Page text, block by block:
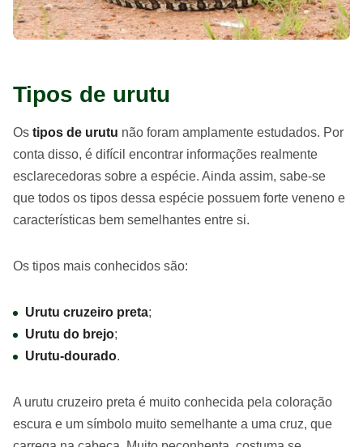
Tipos de urutu
Os tipos de urutu não foram amplamente estudados. Por
conta disso, é difícil encontrar informações realmente
esclarecedoras sobre a espécie. Ainda assim, sabe-se
que todos os tipos dessa espécie possuem forte veneno e
características bem semelhantes entre si.
Os tipos mais conhecidos são:
Urutu cruzeiro preta;
Urutu do brejo;
Urutu-dourado.
A urutu cruzeiro preta é muito conhecida pela coloração
escura e um símbolo muito semelhante a uma cruz, que